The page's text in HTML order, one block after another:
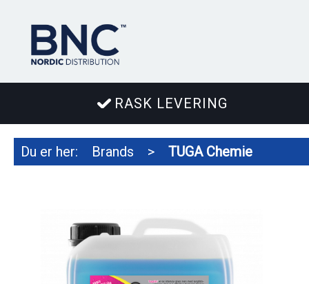
RASK LEVERING
Du er her: Brands > TUGA Chemie